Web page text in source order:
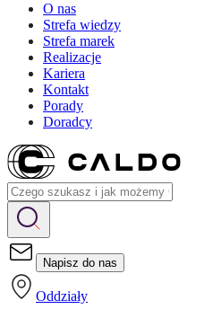
O nas
Strefa wiedzy
Strefa marek
Realizacje
Kariera
Kontakt
Porady
Doradcy
Napisz do nas
Oddziały